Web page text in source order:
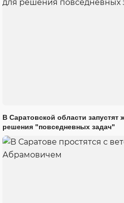
В Саратовской области запустят
решения "повседневных задач"